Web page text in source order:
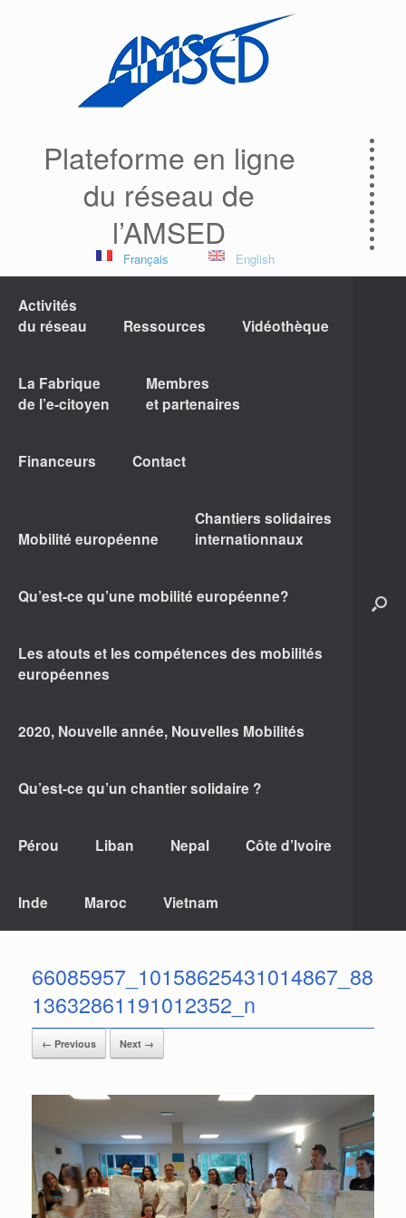
Plateforme en ligne
du réseau de
l’AMSED
Français English
Activités
du réseau
Ressources Vidéothèque
La Fabrique
de l’e-citoyen
Membres
et partenaires
Financeurs Contact
Mobilité européenne
Chantiers solidaires
internationnaux
Qu’est-ce qu’une mobilité européenne?
Les atouts et les compétences des mobilités
européennes
2020, Nouvelle année, Nouvelles Mobilités
Qu’est-ce qu’un chantier solidaire ?
Pérou Liban Nepal Côte d’Ivoire
Inde Maroc Vietnam
66085957_10158625431014867_88
13632861191012352_n
← Previous Next →